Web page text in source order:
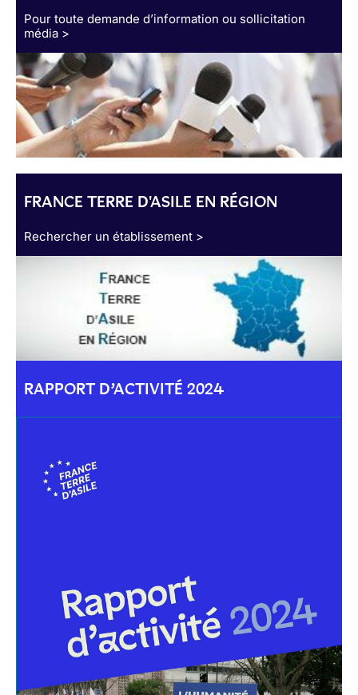
Pour toute demande d’information ou sollicitation
média >
FRANCE TERRE D'ASILE EN RÉGION
Rechercher un établissement >
RAPPORT D’ACTIVITÉ 2024